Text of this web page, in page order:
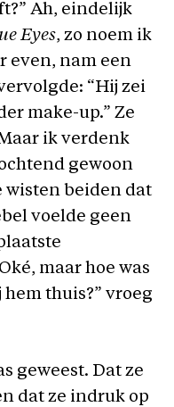
Ah, eindelijk
Eyes, zo noem ik
even, nam een
“Hij zei
make-up.” Ze
ik verdenk
gewoon
wisten beiden dat
voelde geen
maar hoe was
thuis?” vroeg
geweest. Dat ze
dat ze indruk op